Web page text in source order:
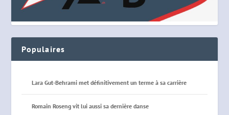
Populaires
Lara Gut-Behrami met définitivement un terme à sa carrière
Romain Roseng vit lui aussi sa dernière danse